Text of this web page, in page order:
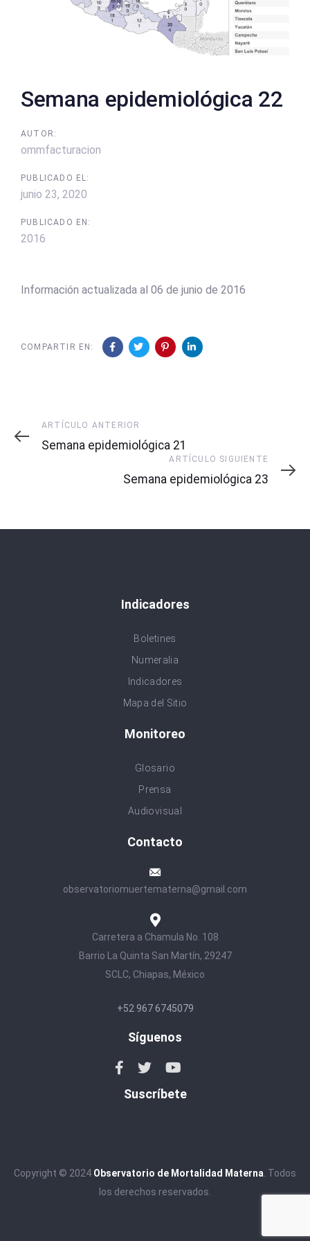
Semana epidemiológica 22
AUTOR:
ommfacturacion
PUBLICADO EL:
junio 23, 2020
PUBLICADO EN:
2016
Información actualizada al 06 de junio de 2016
COMPARTIR EN:
Artículo
Anterior
ARTÍCULO ANTERIOR
Semana epidemiológica 21
Siguiente
ARTÍCULO SIGUIENTE
Semana epidemiológica 23
Indicadores
Boletines
Numeralia
Indicadores
Mapa del Sitio
Monitoreo
Glosario
Prensa
Audiovisual
Contacto
observatoriomuertematerna@gmail.com
Carretera a Chamula No. 108
Barrio La Quinta San Martín, 29247
SCLC, Chiapas, México
+52 967 6745079
Síguenos
Suscríbete
Copyright © 2024 Observatorio de Mortalidad Materna . Todos
los derechos reservados.